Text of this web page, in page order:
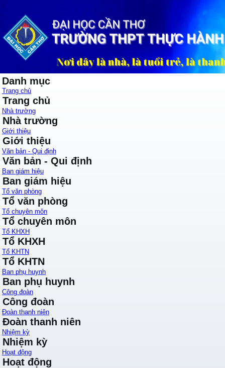
Danh mục
Trang chủ
Trang chủ
Nhà trường
Nhà trường
Giới thiệu
Giới thiệu
Văn bản - Qui định
Văn bản - Qui định
Ban giám hiệu
Ban giám hiệu
Tổ văn phòng
Tổ văn phòng
Tổ chuyên môn
Tổ chuyên môn
Tổ KHXH
Tổ KHXH
Tổ KHTN
Tổ KHTN
Ban phụ huynh
Ban phụ huynh
Công đoàn
Công đoàn
Đoàn thanh niên
Đoàn thanh niên
Nhiệm kỳ
Nhiệm kỳ
Hoạt động
Hoạt động